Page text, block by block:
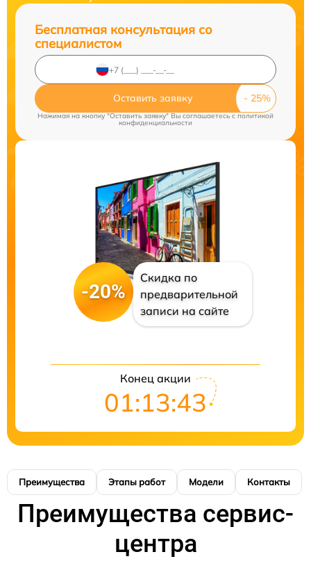
Бесплатная консультация со
специалистом
Оставить заявку
Нажимая на кнопку "Оставить заявку" Вы соглашаетесь c политикой
конфиденциальности
-20%
Скидка по
предварительной
записи на сайте
Конец акции
01:13:42
Преимущества Этапы работ Модели Контакты
Преимущества сервис-
центра